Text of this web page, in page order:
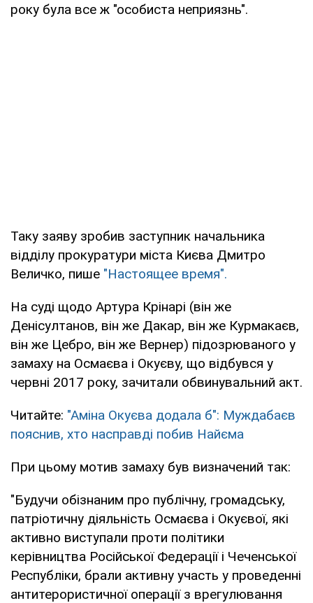
року була все ж "особиста неприязнь".
Таку заяву зробив заступник начальника
відділу прокуратури міста Києва Дмитро
Величко, пише "Настоящее время".
На суді щодо Артура Крінарі (він же
Денісултанов, він же Дакар, він же Курмакаєв,
він же Цебро, він же Вернер) підозрюваного у
замаху на Осмаєва і Окуєву, що відбувся у
червні 2017 року, зачитали обвинувальний акт.
Читайте: "Аміна Окуєва додала б": Муждабаєв
пояснив, хто насправді побив Найєма
При цьому мотив замаху був визначений так:
"Будучи обізнаним про публічну, громадську,
патріотичну діяльність Осмаєва і Окуєвої, які
активно виступали проти політики
керівництва Російської Федерації і Чеченської
Республіки, брали активну участь у проведенні
антитерористичної операції з врегулювання